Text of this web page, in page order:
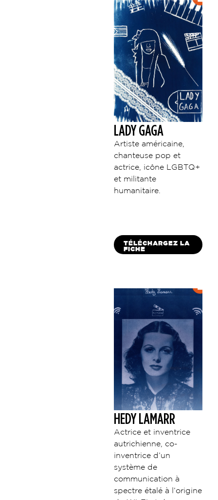
LADY GAGA
Artiste américaine,
chanteuse pop et
actrice, icône LGBTQ+
et militante
humanitaire.
TÉLÉCHARGEZ LA
FICHE
HEDY LAMARR
Actrice et inventrice
autrichienne, co-
inventrice d’un
système de
communication à
spectre étalé à l’origine